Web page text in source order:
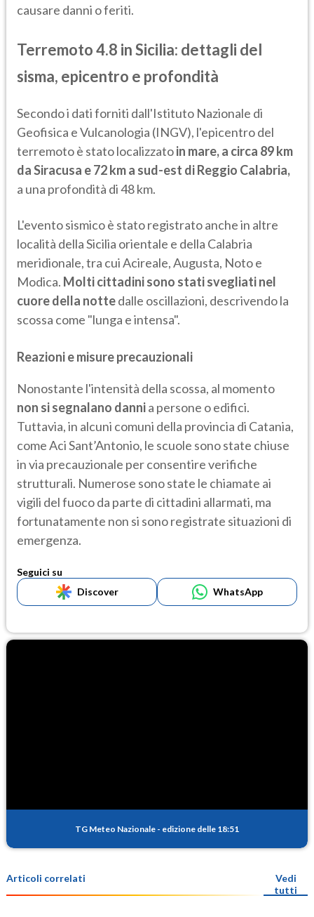
causare danni o feriti.​
Terremoto 4.8 in Sicilia: dettagli del
sisma, epicentro e profondità
Secondo i dati forniti dall'Istituto Nazionale di
Geofisica e Vulcanologia (INGV), l'epicentro del
terremoto è stato localizzatoin mare, a circa 89 km
da Siracusa e 72 km a sud-est di Reggio Calabria,
a una profondità di 48 km.
L'evento sismico è stato registrato anche in altre
località della Sicilia orientale e della Calabria
meridionale, tra cui Acireale, Augusta, Noto e
Modica. Molti cittadini sono stati svegliati nel
cuore della nottedalle oscillazioni, descrivendo la
scossa come "lunga e intensa".
Reazioni e misure precauzionali
Nonostante l'intensità della scossa, al momento
non si segnalano dannia persone o edifici.
Tuttavia, in alcuni comuni della provincia di Catania,
come Aci Sant’Antonio, le scuole sono state chiuse
in via precauzionale per consentire verifiche
strutturali. Numerose sono state le chiamate ai
vigili del fuoco da parte di cittadini allarmati, ma
fortunatamente non si sono registrate situazioni di
emergenza.
Seguici su
Discover
WhatsApp
TG Meteo Nazionale - edizione delle 18:51
Articoli correlati
Vedi
tutti